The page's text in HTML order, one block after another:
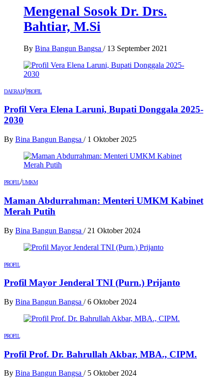
Mengenal Sosok Dr. Drs.
Bahtiar, M.Si
By Bina Bangun Bangsa / 13 September 2021
DAERAH/PROFIL
Profil Vera Elena Laruni, Bupati Donggala 2025-
2030
By Bina Bangun Bangsa / 1 Oktober 2025
PROFIL/UMKM
Maman Abdurrahman: Menteri UMKM Kabinet
Merah Putih
By Bina Bangun Bangsa / 21 Oktober 2024
PROFIL
Profil Mayor Jenderal TNI (Purn.) Prijanto
By Bina Bangun Bangsa / 6 Oktober 2024
PROFIL
Profil Prof. Dr. Bahrullah Akbar, MBA., CIPM.
By Bina Bangun Bangsa / 5 Oktober 2024